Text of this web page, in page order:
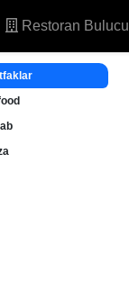
Restoran Bulucu